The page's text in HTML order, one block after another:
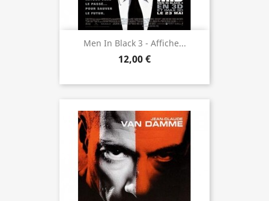
Men In Black 3 - Affiche...
12,00 €